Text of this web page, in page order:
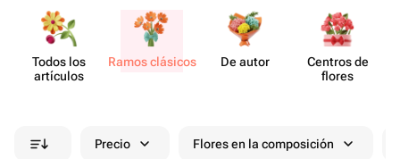
Todos los
artículos
Ramos clásicos De autor
Centros de
flores
Precio Flores en la composición